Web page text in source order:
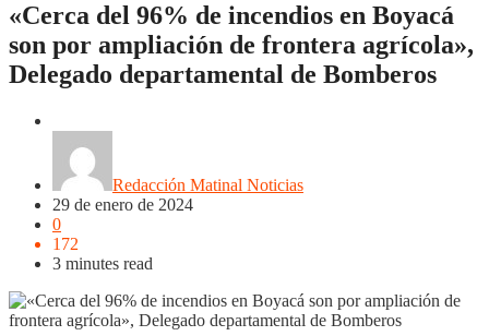
«Cerca del 96% de incendios en Boyacá
son por ampliación de frontera agrícola»,
Delegado departamental de Bomberos
Redacción Matinal Noticias
29 de enero de 2024
0
172
3 minutes read